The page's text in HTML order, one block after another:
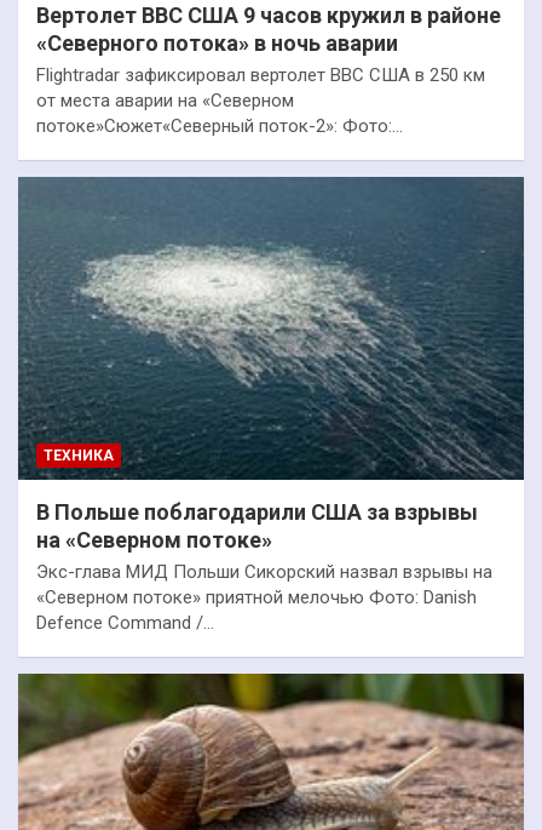
Вертолет ВВС США 9 часов кружил в районе
«Северного потока» в ночь аварии
Flightradar зафиксировал вертолет ВВС США в 250 км
от места аварии на «Северном
потоке»Сюжет«Северный поток-2»: Фото:…
ТЕХНИКА
В Польше поблагодарили США за взрывы
на «Северном потоке»
Экс-глава МИД Польши Сикорский назвал взрывы на
«Северном потоке» приятной мелочью Фото: Danish
Defence Command /…